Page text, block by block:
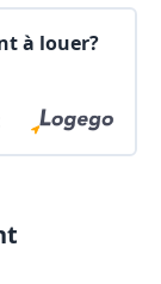
à louer?
Envoyez